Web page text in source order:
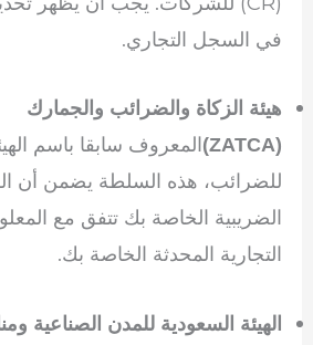
في السجل التجاري.
هيئة الزكاة والضرائب والجمارك
(ZATCA)
المعروف سابقا باسم
للضرائب، هذه السلطة يضمن أن
الضريبية الخاصة بك تتفق مع
التجارية المحدثة الخاصة بك.
الهيئة السعودية للمدن الصناعية